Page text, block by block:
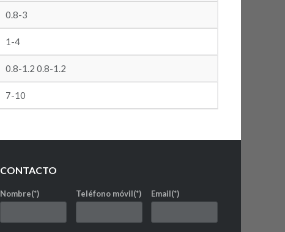
0.8-3
1-4
0.8-1.2 0.8-1.2
7-10
CONTACTO
Nombre(*) Teléfono móvil(*) Email(*)